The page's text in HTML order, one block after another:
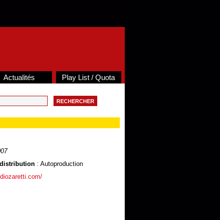
Actualités Play List / Quota
: Autoproduction